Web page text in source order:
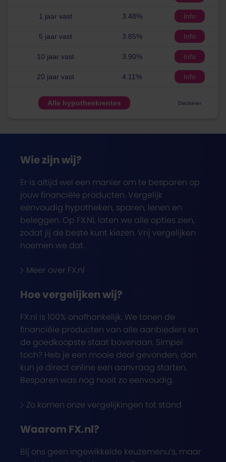
1 jaar vast 3.48% Info
5 jaar vast 3.85% Info
10 jaar vast 3.90% Info
20 jaar vast 4.11% Info
Alle hypotheekrentes Disclaimer
Wie zijn wij?
Er is altijd wel een manier om te besparen op
jouw financiële producten. Vergelijk
eenvoudig hypotheken, sparen, lenen en
beleggen. Op FX.NL laten we alle opties zien,
zodat jij de beste kunt kiezen. Vrij vergelijken
noemen we dat.
Meer over FX.nl
Hoe vergelijken wij?
FX.nl is 100% onafhankelijk. We tonen de
financiële producten van alle aanbieders en
de goedkoopste staat bovenaan. Simpel
toch? Heb je een mooie deal gevonden, dan
kun je direct online een aanvraag starten.
Besparen was nog nooit zo eenvoudig.
Zo komen onze vergelijkingen tot stand
Waarom FX.nl?
Bij ons geen ingewikkelde keuzemenu’s, maar